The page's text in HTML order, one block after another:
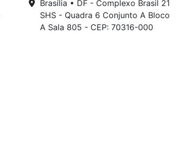
Brasília • DF - Complexo Brasil 21
SHS - Quadra 6 Conjunto A Bloco
A Sala 805 - CEP: 70316-000